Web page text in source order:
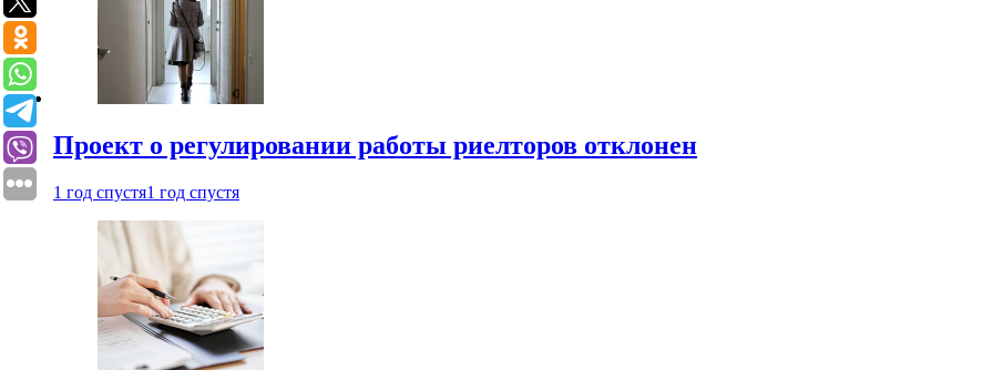
Проект о регулировании работы риелторов отклонен
1 год спустя1 год спустя